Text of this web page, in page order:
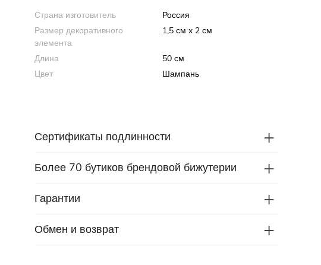
Страна изготовитель
Россия
Размер декоративного
элемента
1,5 см x 2 см
Длина
50 см
Цвет
Шампань
Сертификаты подлинности
Более 70 бутиков брендовой бижутерии
Гарантии
Обмен и возврат